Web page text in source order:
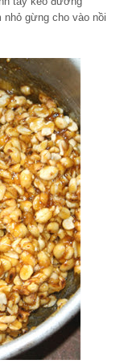
gừng cho vào nồi